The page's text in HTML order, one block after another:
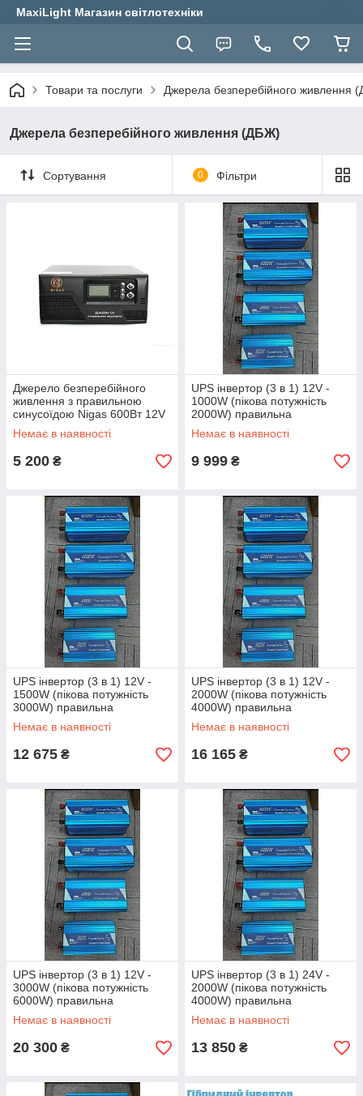
MaxiLight Магазин світлотехніки
Товари та послуги Джерела безперебійного живлення
Джерела безперебійного живлення (ДБЖ)
Сортування 0 Фільтри
Джерело безперебійного
живлення з правильною
синусоїдою Nigas 600Вт 12V
Немає в наявності
5 200 ₴
UPS інвертор (3 в 1) 12V -
1000W (пікова потужність
2000W) правильна
синусоїда, з функцією ЗУ
Немає в наявності
9 999 ₴
UPS інвертор (3 в 1) 12V -
1500W (пікова потужність
3000W) правильна
синусоїда, з функцією ЗУ
Немає в наявності
12 675 ₴
UPS інвертор (3 в 1) 12V -
2000W (пікова потужність
4000W) правильна
синусоїда, з функцією ЗУ
Немає в наявності
16 165 ₴
UPS інвертор (3 в 1) 12V -
3000W (пікова потужність
6000W) правильна
синусоїда, з функцією ЗУ
Немає в наявності
20 300 ₴
UPS інвертор (3 в 1) 24V -
2000W (пікова потужність
4000W) правильна
синусоїда, з функцією ЗУ
Немає в наявності
13 850 ₴